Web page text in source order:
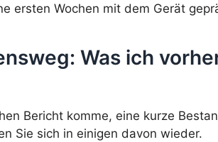
ersten Wochen mit dem Gerät
Was ich
Bericht komme, eine kurze
Sie sich in einigen davon wieder.